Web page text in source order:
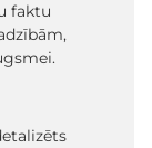
faktu